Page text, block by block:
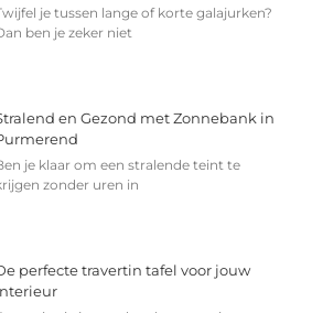
je tussen lange of korte galajurken?
ben je zeker niet
en Gezond met Zonnebank in
je klaar om een stralende teint te
zonder uren in
perfecte travertin tafel voor jouw